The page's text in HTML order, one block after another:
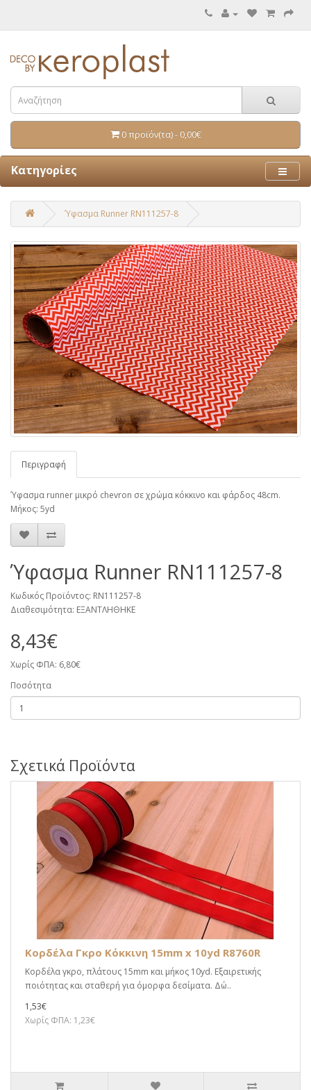
0 προϊόν(τα) - 0,00€
Κατηγορίες
Ύφασμα Runner RN111257-8
Περιγραφή
Ύφασμα runner μικρό chevron σε χρώμα κόκκινο και φάρδος 48cm.
Μήκος: 5yd
Ύφασμα Runner RN111257-8
Κωδικός Προϊόντος: RN111257-8
Διαθεσιμότητα: ΕΞΑΝΤΛΗΘΗΚΕ
8,43€
Χωρίς ΦΠΑ: 6,80€
Ποσότητα
Σχετικά Προϊόντα
Κορδέλα Γκρο Κόκκινη 15mm x 10yd R8760R
Κορδέλα γκρο, πλάτους 15mm και μήκος 10yd. Εξαιρετικής
ποιότητας και σταθερή για όμορφα δεσίματα. Δώ..
1,53€
Χωρίς ΦΠΑ: 1,23€